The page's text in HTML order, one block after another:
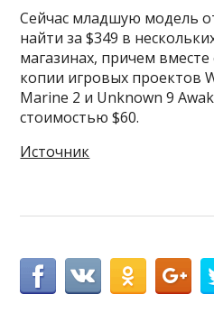
Сейчас младшую модель
найти за $349 в
магазинах, причем
копии игровых проектов
Marine 2 и Unknown 9
стоимостью $60.
Источник